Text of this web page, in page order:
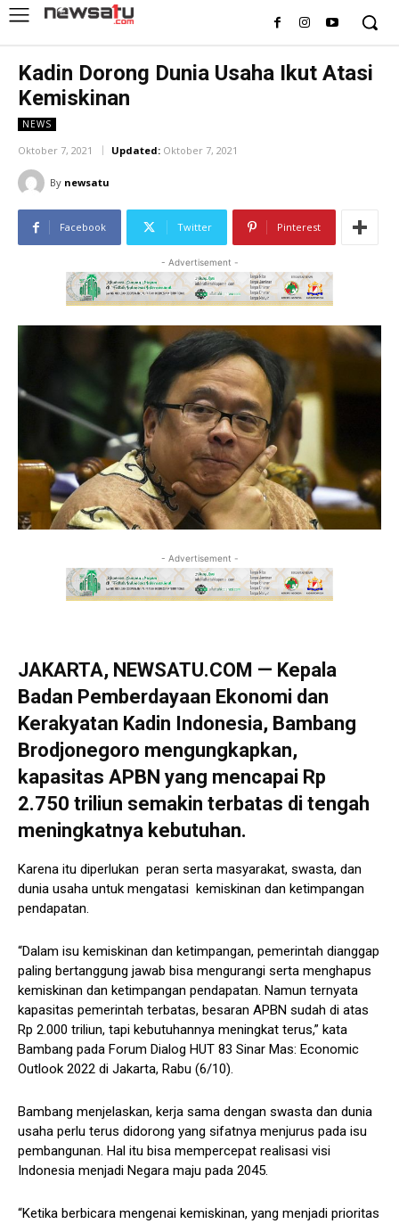
Kadin Dorong Dunia Usaha Ikut Atasi
Kemiskinan
NEWS
Oktober 7, 2021 Updated: Oktober 7, 2021
By newsatu
Facebook Twitter Pinterest
- Advertisement -
- Advertisement -
JAKARTA, NEWSATU.COM — Kepala
Badan Pemberdayaan Ekonomi dan
Kerakyatan Kadin Indonesia, Bambang
Brodjonegoro mengungkapkan,
kapasitas APBN yang mencapai Rp
2.750 triliun semakin terbatas di tengah
meningkatnya kebutuhan.
Karena itu diperlukan peran serta masyarakat, swasta, dan
dunia usaha untuk mengatasi kemiskinan dan ketimpangan
pendapatan.
“Dalam isu kemiskinan dan ketimpangan, pemerintah dianggap
paling bertanggung jawab bisa mengurangi serta menghapus
kemiskinan dan ketimpangan pendapatan. Namun ternyata
kapasitas pemerintah terbatas, besaran APBN sudah di atas
Rp 2.000 triliun, tapi kebutuhannya meningkat terus,” kata
Bambang pada Forum Dialog HUT 83 Sinar Mas: Economic
Outlook 2022 di Jakarta, Rabu (6/10).
Bambang menjelaskan, kerja sama dengan swasta dan dunia
usaha perlu terus didorong yang sifatnya menjurus pada isu
pembangunan. Hal itu bisa mempercepat realisasi visi
Indonesia menjadi Negara maju pada 2045.
“Ketika berbicara mengenai kemiskinan, yang menjadi prioritas